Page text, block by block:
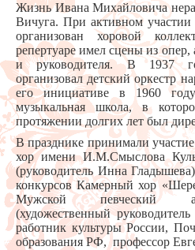
Жизнь Ивана Михайловича
Вичуга.При активном
организован хоровой
репертуаре имел сцены из опер,
и руководителя. В 1937
организовал детский оркестр
его инициативе в 1960
музыкальная школа, в
протяжении долгих лет был
В празднике принимали
хор имени И.М.Смыслова
(руководитель Инна
конкурсов Камерный хор
Мужской певческий
(художественный
работник культуры России,
образования РФ, профессор